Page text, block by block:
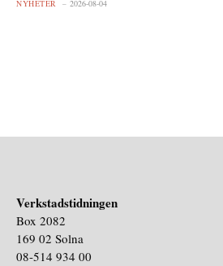
NYHETER 2026-08-04
Verkstadstidningen
Box 2082
169 02 Solna
08-514 934 00